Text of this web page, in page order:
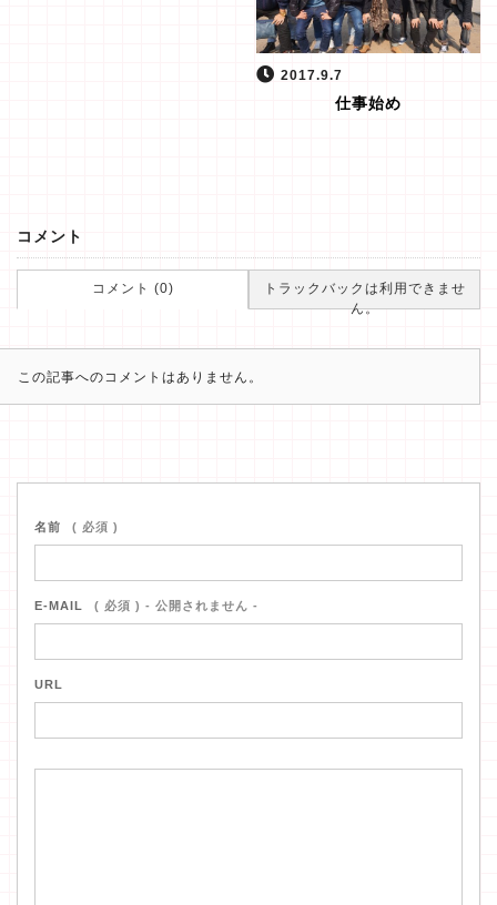
2017.9.7
仕事始め
コメント
コメント (0)
トラックバックは利用できませ
ん。
この記事へのコメントはありません。
名前 ( 必須 )
E-MAIL ( 必須 ) - 公開されません -
URL